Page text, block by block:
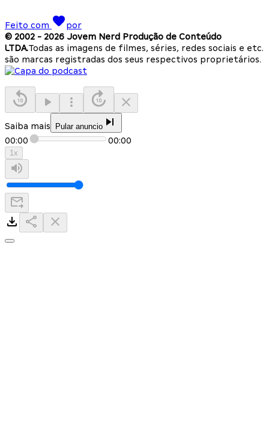
Feito com
por
© 2002 - 2026 Jovem Nerd Produção de Conteúdo
LTDA.Todas as imagens de filmes, séries, redes sociais e etc.
são marcas registradas dos seus respectivos proprietários.
Saiba mais Pular anuncio
00:00 00:00
1x